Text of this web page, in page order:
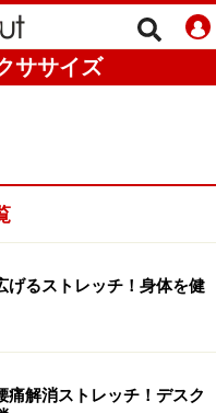
ササイズ
げるストレッチ！身体を健
痛解消ストレッチ！デスク